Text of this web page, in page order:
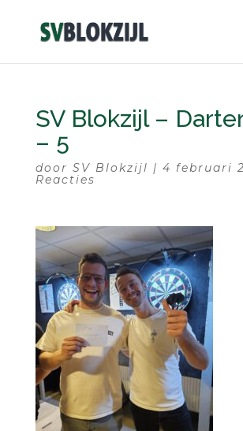
SV Blokzijl –
– 5
door SV Blokzijl | 4 februari
Reacties